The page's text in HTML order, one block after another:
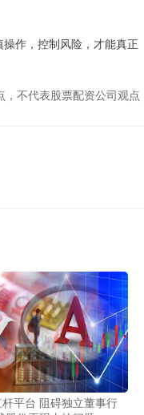
作，控制风险，才能真正
，不代表股票配资公司观点
平台 阻碍独立董事行